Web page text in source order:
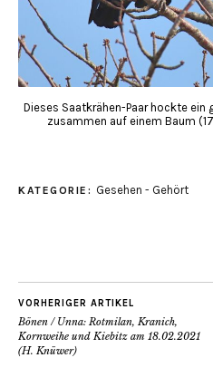
Dieses Saatkrähen-Paar hockte ein
zusammen auf einem Baum
KATEGORIE: Gesehen - Gehört
VORHERIGER ARTIKEL
Bönen / Unna: Rotmilan, Kranich,
Kornweihe und Kiebitz am 18.02.2021
(H. Knüwer)